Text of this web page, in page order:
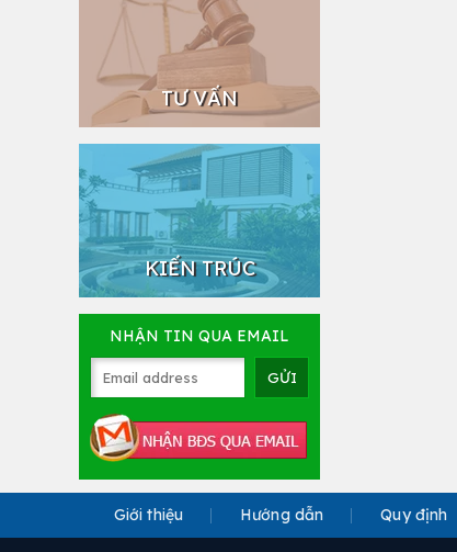
TƯ VẤN
KIẾN TRÚC
NHẬN TIN QUA EMAIL
Giới thiệu Hướng dẫn Quy định